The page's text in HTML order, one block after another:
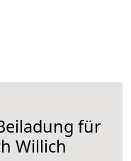
für
Willich